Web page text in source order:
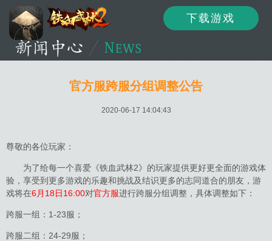
下载游戏
官方服跨服分组调整公告
2020-06-17 14:04:43
尊敬的各位玩家：
为了给每一个喜爱《铁血武林2》的玩家提供更好更全面的游戏体
验，享受到更多游戏的乐趣和挑战及结识更多的志同道合的朋友，游
戏将在6月18日16:00对官方服进行跨服分组调整，具体调整如下：
跨服一组：1-23服；
跨服二组：24-29服；
资讯
论坛 下载 客服